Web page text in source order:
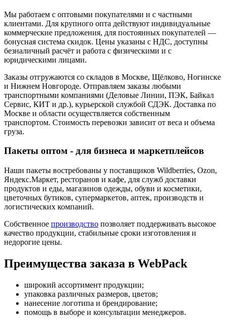
Мы работаем с оптовыми покупателями и с частными
клиентами. Для крупного опта действуют индивидуальные
коммерческие предложения, для постоянных покупателей —
бонусная система скидок. Цены указаны с НДС, доступны
безналичный расчёт и работа с физическими и с
юридическими лицами.
Заказы отгружаются со складов в Москве, Щёлково, Ногинске
и Нижнем Новгороде. Отправляем заказы любыми
транспортными компаниями (Деловые Линии, ПЭК, Байкал
Сервис, КИТ и др.), курьерской службой СДЭК. Доставка по
Москве и области осуществляется собственным
транспортом. Стоимость перевозки зависит от веса и объема
груза.
Пакеты оптом - для бизнеса и маркетплейсов
Наши пакеты востребованы у поставщиков Wildberries, Ozon,
Яндекс.Маркет, ресторанов и кафе, для служб доставки
продуктов и еды, магазинов одежды, обуви и косметики,
цветочных бутиков, супермаркетов, аптек, производств и
логистических компаний.
Собственное производство позволяет поддерживать высокое
качество продукции, стабильные сроки изготовления и
недорогие цены.
Преимущества заказа в WebPack
широкий ассортимент продукции;
упаковка различных размеров, цветов;
нанесение логотипа и брендирование;
помощь в выборе и консультации менеджеров.